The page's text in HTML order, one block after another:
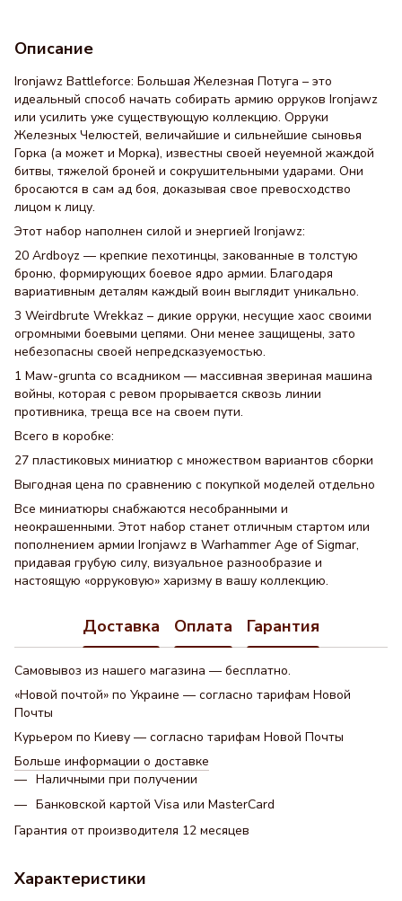
Описание
Ironjawz Battleforce: Большая Железная Потуга – это
идеальный способ начать собирать армию орруков Ironjawz
или усилить уже существующую коллекцию. Орруки
Железных Челюстей, величайшие и сильнейшие сыновья
Горка (а может и Морка), известны своей неуемной жаждой
битвы, тяжелой броней и сокрушительными ударами. Они
бросаются в сам ад боя, доказывая свое превосходство
лицом к лицу.
Этот набор наполнен силой и энергией Ironjawz:
20 Ardboyz — крепкие пехотинцы, закованные в толстую
броню, формирующих боевое ядро ​​армии. Благодаря
вариативным деталям каждый воин выглядит уникально.
3 Weirdbrute Wrekkaz – дикие орруки, несущие хаос своими
огромными боевыми цепями. Они менее защищены, зато
небезопасны своей непредсказуемостью.
1 Maw-grunta со всадником — массивная звериная машина
войны, которая с ревом прорывается сквозь линии
противника, треща все на своем пути.
Всего в коробке:
27 пластиковых миниатюр с множеством вариантов сборки
Выгодная цена по сравнению с покупкой моделей отдельно
Все миниатюры снабжаются несобранными и
неокрашенными. Этот набор станет отличным стартом или
пополнением армии Ironjawz в Warhammer Age of Sigmar,
придавая грубую силу, визуальное разнообразие и
настоящую «орруковую» харизму в вашу коллекцию.
Доставка Оплата Гарантия
Самовывоз из нашего магазина — бесплатно.
«Новой почтой» по Украине — согласно тарифам Новой
Почты
Курьером по Киеву — согласно тарифам Новой Почты
Больше информации о доставке
Наличными при получении
Банковской картой Visa или MasterCard
Гарантия от производителя 12 месяцев
Характеристики